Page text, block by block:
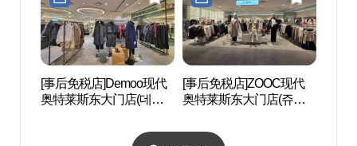
[事后免税店]Demoo现代
奥特莱斯东大门店(데무
[事后免税店]ZOOC现代
奥特莱斯东大门店(쥬크